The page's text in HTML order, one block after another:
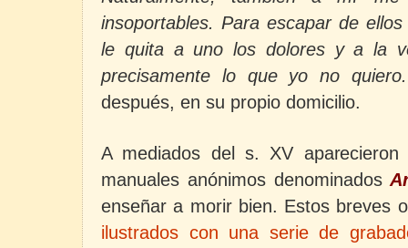
insoportables. Para escapar de
le quita a uno los dolores y a la
precisamente lo que yo no
después, en su propio domicilio.
A mediados del s. XV
manuales anónimos denominados
enseñar a morir bien. Estos breves
ilustrados con una serie de